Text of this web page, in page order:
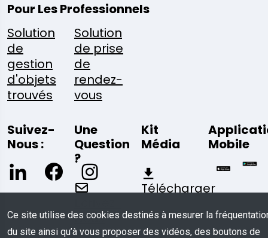
Pour Les Professionnels
Solution
de
gestion
d'objets
trouvés
Solution
de prise
de
rendez-
vous
Suivez-
Nous :
Une
Question
?
Nous
Kit
Média
Télécharger
Mobile
Ce site utilise des cookies destinés à mesurer la
du site ainsi qu’à vous proposer des vidéos, des boutons de